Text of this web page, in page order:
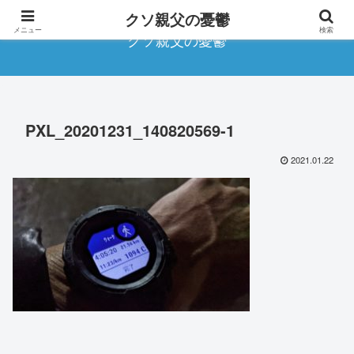
クソ親父の憂鬱
PXL_20201231_140820569-1
2021.01.22
メニュー クソ親父の憂鬱 検索